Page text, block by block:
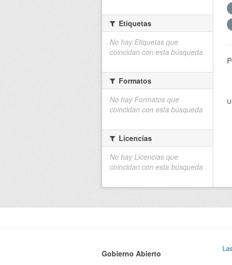
Etiquetas
No hay Etiquetas que
coincidan con esta búsqueda
Formatos
No hay Formatos que
coincidan con esta búsqueda
Licencias
No hay Licencias que
coincidan con esta búsqueda
Gobierno Abierto